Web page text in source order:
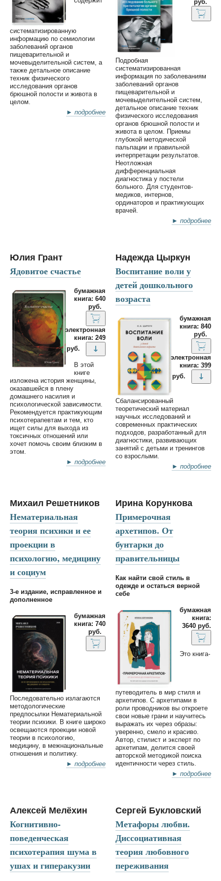
систематизированную
информацию по семиологии
заболеваний органов
пищеварительной и
мочевыделительной систем, а
также детальное описание
техник физического
исследования органов
брюшной полости и живота в
целом.
► подробнее
руб.
Подробная
систематизированная
информация по заболеваниям
заболеваний органов
пищеварительной и
мочевыделительной систем,
детальное описание техник
физического исследования
органов брюшной полости и
живота в целом. Приeмы
глубокой методической
пальпации и правильной
интерпретации результатов.
Неотложная
дифференциальная
диагностика у постели
больного. Для студентов-
медиков, интернов,
ординаторов и практикующих
врачей.
► подробнее
Юлия Грант
Ядовитое счастье
бумажная
книга: 640
руб.
электронная
книга: 249
руб.
В этой
книге
изложена история женщины,
оказавшейся в плену
домашнего насилия и
психологической зависимости.
Рекомендуется практикующим
психотерапевтам и тем, кто
ищет силы для выхода из
токсичных отношений или
хочет помочь своим близким в
этом.
► подробнее
Надежда Цыркун
Воспитание воли у
детей дошкольного
возраста
бумажная
книга: 840
руб.
электронная
книга: 399
руб.
Сбалансированный
теоретический материал
научных исследований и
современных практических
подходов, разработанный для
диагностики, развивающих
занятий с детьми и тренингов
со взрослыми.
► подробнее
Михаил Решетников
Нематериальная
теория психики и ее
проекции в
психологию, медицину
и социум
3-е издание, исправленное и
дополненное
бумажная
книга: 740
руб.
Последовательно излагаются
методологические
предпосылки Нематериальной
теории психики. В книге широко
освещаются проекции новой
теории в психологию,
медицину, в межнациональные
отношения и политику.
► подробнее
Ирина Корункова
Примерочная
архетипов. От
бунтарки до
правительницы
Как найти свой стиль в
одежде и остаться верной
себе
бумажная
книга:
3640 руб.
Это книга-
путеводитель в мир стиля и
архетипов. С архетипами в
роли проводников вы откроете
свои новые грани и научитесь
выражать их через образы:
уверенно, смело и красиво.
Автор, стилист и эксперт по
архетипам, делится своей
авторской методикой поиска
идентичности через стиль.
► подробнее
Алексей Мелёхин
Когнитивно-
поведенческая
психотерапия шума в
ушах и гиперакузии
Сергей Букловский
Метафоры любви.
Диссоциативная
теория любовного
переживания